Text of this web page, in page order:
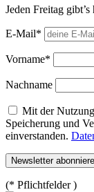
Jeden Freitag
E-Mail*
Vorname*
Nachname
Mit der
Speicherung und
einverstanden.
(* Pflichtfelder )